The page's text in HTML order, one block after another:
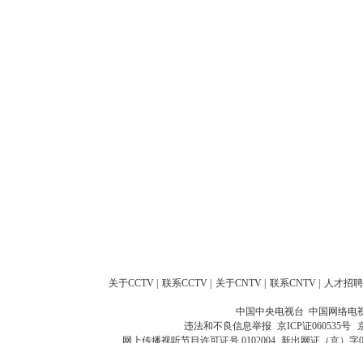
关于CCTV 联系CCTV 关于CNTV 联系CNTV 人才招聘
中国中央电视台 中国网络电
违法和不良信息举报 京ICP证060535号
网上传播视听节目许可证号 0102004 新出网证（京）